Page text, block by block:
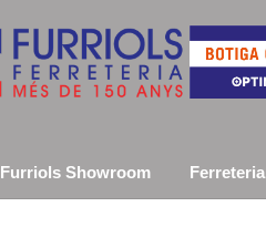
Furriols Showroom Ferreteria